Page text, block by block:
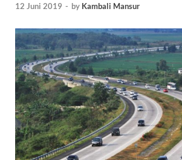
12 Juni 2019 - by Kambali Mansur